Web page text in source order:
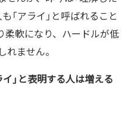
「アライ」と呼ばれること
柔軟になり、ハードルが低
ません。
イ」と表明する人は増える